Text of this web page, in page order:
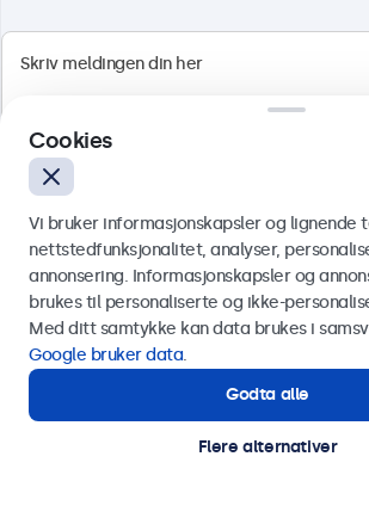
22" Touchskjerm Metall
Artikkelnr.:22TS7M
100+ stykker på lager
Full HD multi-touch panel
HDMI, DisplayPort, USB-C, VGA
Montering: bord, innebygget, vegg
Ytre mål: 522 x 317 x 45 mm
Send
Eller ring oss på
Kontakt våre spesialister.
Cookies
Vi bruker informasjonskapsler og lignende
nettstedfunksjonalitet, analyser,
annonsering. Informasjonskapsler og
brukes til personaliserte og ikke-
Med ditt samtykke kan data brukes i
Google bruker data.
Godta alle
Flere alternativer